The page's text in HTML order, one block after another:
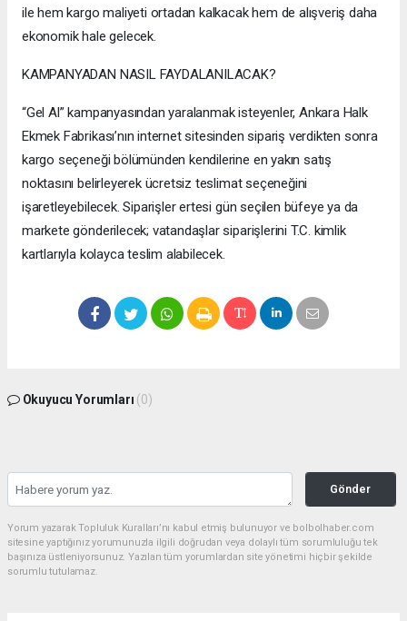
ile hem kargo maliyeti ortadan kalkacak hem de alışveriş daha
ekonomik hale gelecek.
KAMPANYADAN NASIL FAYDALANILACAK?
“Gel Al” kampanyasından yaralanmak isteyenler, Ankara Halk
Ekmek Fabrikası’nın internet sitesinden sipariş verdikten sonra
kargo seçeneği bölümünden kendilerine en yakın satış
noktasını belirleyerek ücretsiz teslimat seçeneğini
işaretleyebilecek. Siparişler ertesi gün seçilen büfeye ya da
markete gönderilecek; vatandaşlar siparişlerini T.C. kimlik
kartlarıyla kolayca teslim alabilecek.
Okuyucu Yorumları (0)
Gönder
Yorum yazarak Topluluk Kuralları’nı kabul etmiş bulunuyor ve bolbolhaber.com
sitesine yaptığınız yorumunuzla ilgili doğrudan veya dolaylı tüm sorumluluğu tek
başınıza üstleniyorsunuz. Yazılan tüm yorumlardan site yönetimi hiçbir şekilde
sorumlu tutulamaz.